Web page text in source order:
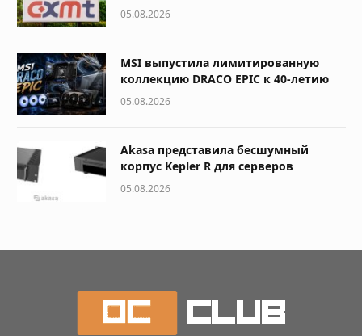
05.08.2026
MSI выпустила лимитированную
коллекцию DRACO EPIC к 40-летию
05.08.2026
Akasa представила бесшумный
корпус Kepler R для серверов
05.08.2026